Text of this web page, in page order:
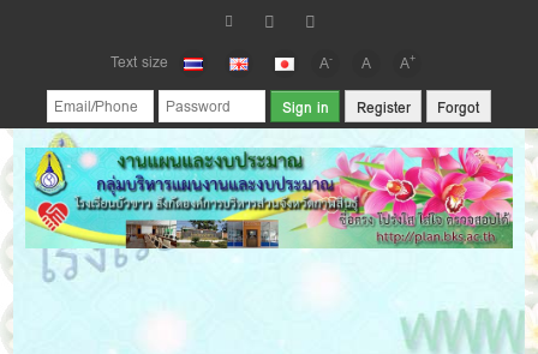
Text size A- A A+
Register Forgot
กลุ่มบริหารแผนงานและงบประมาณ โรงเรียนบัวขาว